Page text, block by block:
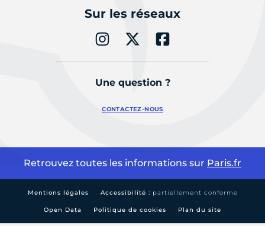
Sur les réseaux
Une question ?
CONTACTEZ-NOUS
Retrouvez toutes les informations sur Paris.fr
Mentions légales Accessibilité : partiellement conforme
Open Data Politique de cookies Plan du site